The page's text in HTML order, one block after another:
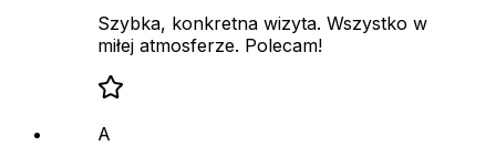
Szybka, konkretna wizyta. Wszystko w
miłej atmosferze. Polecam!
A